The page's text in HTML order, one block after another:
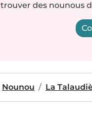
trouver des nounous
Nounou La